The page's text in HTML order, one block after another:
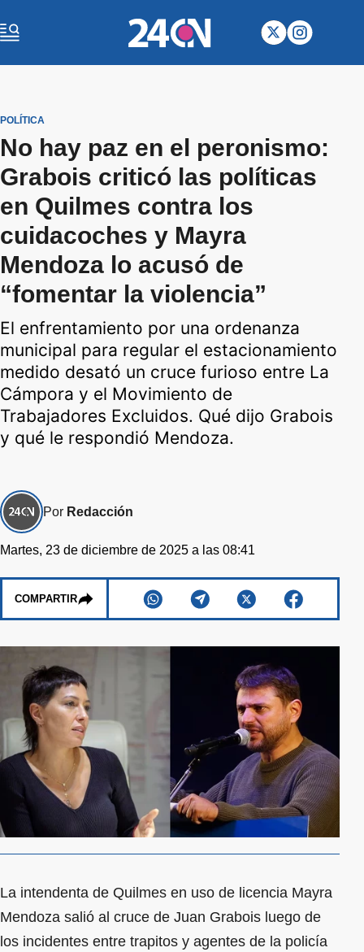
POLÍTICA
No hay paz en el peronismo:
Grabois criticó las políticas
en Quilmes contra los
cuidacoches y Mayra
Mendoza lo acusó de
“fomentar la violencia”
El enfrentamiento por una ordenanza
municipal para regular el estacionamiento
medido desató un cruce furioso entre La
Cámpora y el Movimiento de
Trabajadores Excluidos. Qué dijo Grabois
y qué le respondió Mendoza.
Por Redacción
Martes, 23 de diciembre de 2025 a las 08:41
COMPARTIR
La intendenta de Quilmes en uso de licencia Mayra
Mendoza salió al cruce de Juan Grabois luego de
los incidentes entre trapitos y agentes de la policía